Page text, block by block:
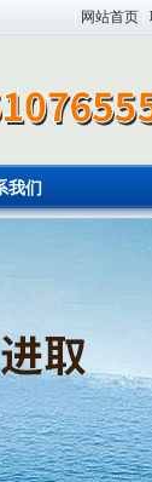
网站首页
我们